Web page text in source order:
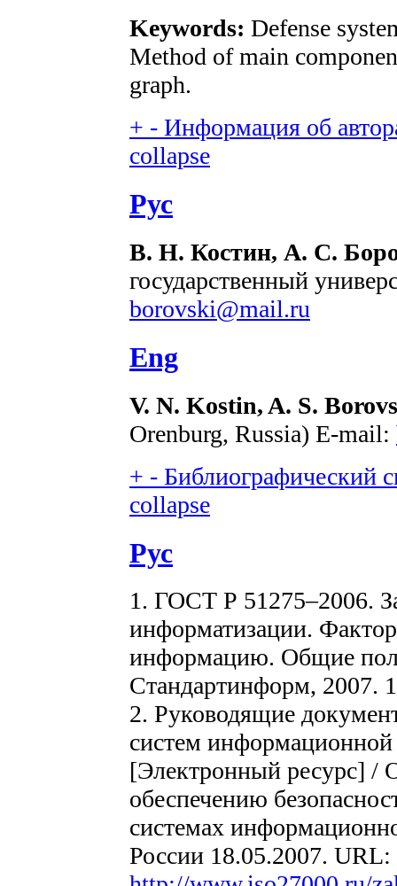
Keywords: Defense
Method of main
graph.
+ - Информация об
collapse
Рус
В. Н. Костин, А. С.
государственный
borovski@mail.ru
Eng
V. N. Kostin, A. S.
Orenburg, Russia) E-mail:
+ - Библиографический
collapse
Рус
1. ГОСТ Р 51275–2006.
информатизации.
информацию. Общие
Стандартинформ, 2007.
2. Руководящие
систем
[Электронный ресурс] /
обеспечению
системах
России 18.05.2007. URL: